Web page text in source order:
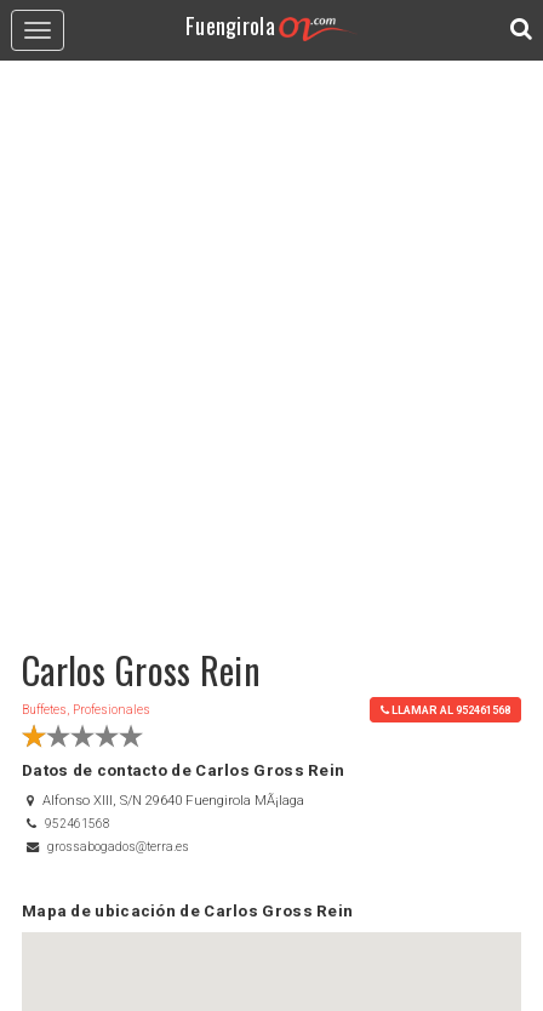
Toggle
navigation
Fuengirola
Carlos Gross Rein
Buffetes, Profesionales LLAMAR AL 952461568
Datos de contacto de Carlos Gross Rein
Alfonso XIII, S/N 29640 Fuengirola MÃ¡laga
952461568
grossabogados@terra.es
Mapa de ubicación de Carlos Gross Rein